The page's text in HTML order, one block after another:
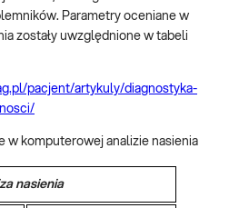
Parametry oceniane w
zostały uwzględnione w tabeli
pacjent/artykuly/diagnostyka-
w komputerowej analizie nasienia
nasienia